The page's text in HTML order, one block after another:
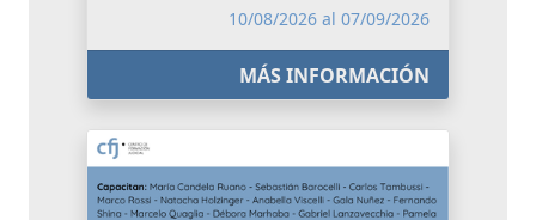
10/08/2026 al 07/09/2026
MÁS INFORMACIÓN